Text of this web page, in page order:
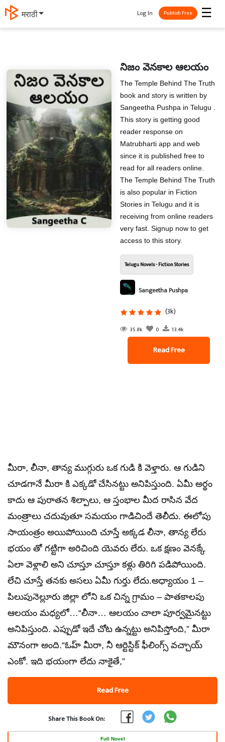
मराठी ☰
Log In Publish Free
నిజం వెనకాల ఆలయం
The Temple Behind The Truth
book and story is written by
Sangeetha Pushpa in Telugu .
This story is getting good
reader response on
Matrubharti app and web
since it is published free to
read for all readers online.
The Temple Behind The Truth
is also popular in Fiction
Stories in Telugu and it is
receiving from online readers
very fast. Signup now to get
access to this story.
Telugu Novels - Fiction Stories
Sangeetha Pushpa
(3k)
35.8k 0 13.4k
Read Free
మీరా, లీనా, తాన్య ముగ్గురు ఒక గుడి కి వెళ్తారు. ఆ గుడిని
చూడగానే మీరా కి ఎక్కడో చేసినట్టు అనిపిస్తుంది. ఏమీ అర్థం
కాదు ఆ పురాతన శిల్పాలు, ఆ స్తంభాల మీద రాసిన వేద
మంత్రాలు చదువుతూ సమయం గాడిచిందే తెలీదు. ఈలోపు
సాయంత్రం అయిపోయింది చూస్తే అక్కడ లీనా, తాన్య లేరు
భయం తో గట్టిగా అరిచింది యెవరు లేరు. ఒక క్షణం వెనక్కే
ఏలా వెళ్లాలి అని చూస్తూ చూస్తూ కళ్లు తిరిగి పడిపోయింది.
లేచి చూస్తే తనకు అసలు ఏమీ గుర్తు లేదు.అధ్యాయం 1 –
పిలుపునెల్లూరు జిల్లా లోని ఒక చిన్న గ్రామం – పాతకాలపు
ఆలయం మధ్యలో…“లీనా… ఆలయం చాలా పూర్వమైనట్టు
అనిపిస్తుంది. ఎప్పుడో ఇదే చోట ఉన్నట్టు అనిపిస్తోంది,” మీరా
మౌనంగా అంది.“ఓహ్ మీరా, నీ ఆర్టిస్టిక్ ఫీలింగ్స్ వచ్చాయ్
ఎంకో. ఇది భయంగా లేదు నాకైతే,”
Read Free
Share This Book On:
Full Novel